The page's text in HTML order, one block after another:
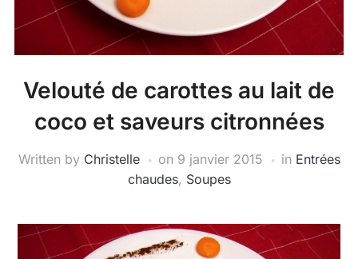
Velouté de carottes au lait de
coco et saveurs citronnées
Written by Christelle on 9 janvier 2015 in Entrées
chaudes, Soupes